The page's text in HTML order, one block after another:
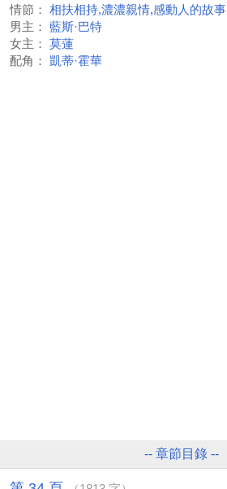
情節：
相扶相持,濃濃親情,感動人的故事
男主：
藍斯·巴特
女主：
莫蓮
配角：
凱蒂·霍華
-- 章節目錄 --